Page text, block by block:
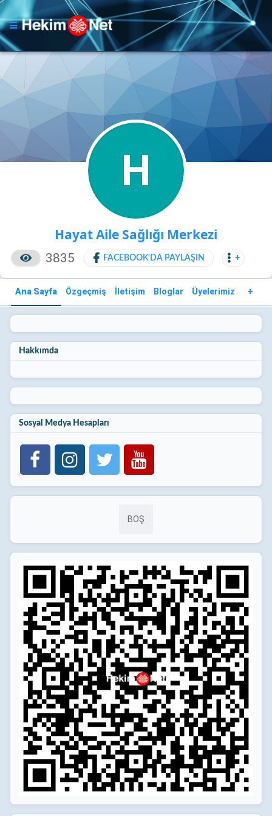
H
Hayat Aile Sağlığı Merkezi
3835 FACEBOOK'DA PAYLAŞIN +
Ana Sayfa Özgeçmiş İletişim Bloglar Üyelerimiz +
Hakkımda
Sosyal Medya Hesapları
BOŞ